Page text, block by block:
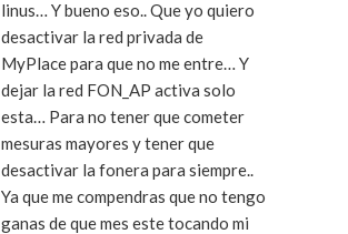
linus… Y bueno eso.. Que yo quiero
desactivar la red privada de
MyPlace para que no me entre… Y
dejar la red FON_AP activa solo
esta… Para no tener que cometer
mesuras mayores y tener que
desactivar la fonera para siempre..
Ya que me compendras que no tengo
ganas de que mes este tocando mi